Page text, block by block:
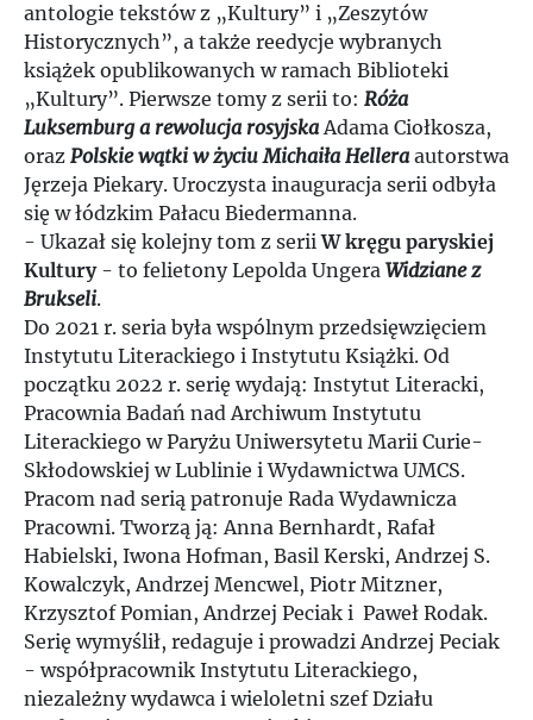
antologie tekstów z „Kultury” i „Zeszytów
Historycznych”, a także reedycje wybranych
książek opublikowanych w ramach Biblioteki
„Kultury”. Pierwsze tomy z serii to: Róża
Luksemburg a rewolucja rosyjskaAdama Ciołkosza,
oraz Polskie wątki w życiu Michaiła Helleraautorstwa
Jęrzeja Piekary. Uroczysta inauguracja serii odbyła
się w łódzkim Pałacu Biedermanna.
- Ukazał się kolejny tom z seriiW kręgu paryskiej
Kultury- to felietony Lepolda Ungera Widziane z
Brukseli.
Do 2021 r. seria była wspólnym przedsięwzięciem
Instytutu Literackiego i Instytutu Książki. Od
początku 2022 r. serię wydają: Instytut Literacki,
Pracownia Badań nad Archiwum Instytutu
Literackiego w Paryżu Uniwersytetu Marii Curie-
Skłodowskiej w Lublinie i Wydawnictwa UMCS.
Pracom nad serią patronuje Rada Wydawnicza
Pracowni. Tworzą ją: Anna Bernhardt, Rafał
Habielski, Iwona Hofman, Basil Kerski, Andrzej S.
Kowalczyk, Andrzej Mencwel, Piotr Mitzner,
Krzysztof Pomian, Andrzej Peciak i Paweł Rodak.
Serię wymyślił, redaguje i prowadzi Andrzej Peciak
- współpracownik Instytutu Literackiego,
niezależny wydawca i wieloletni szef Działu